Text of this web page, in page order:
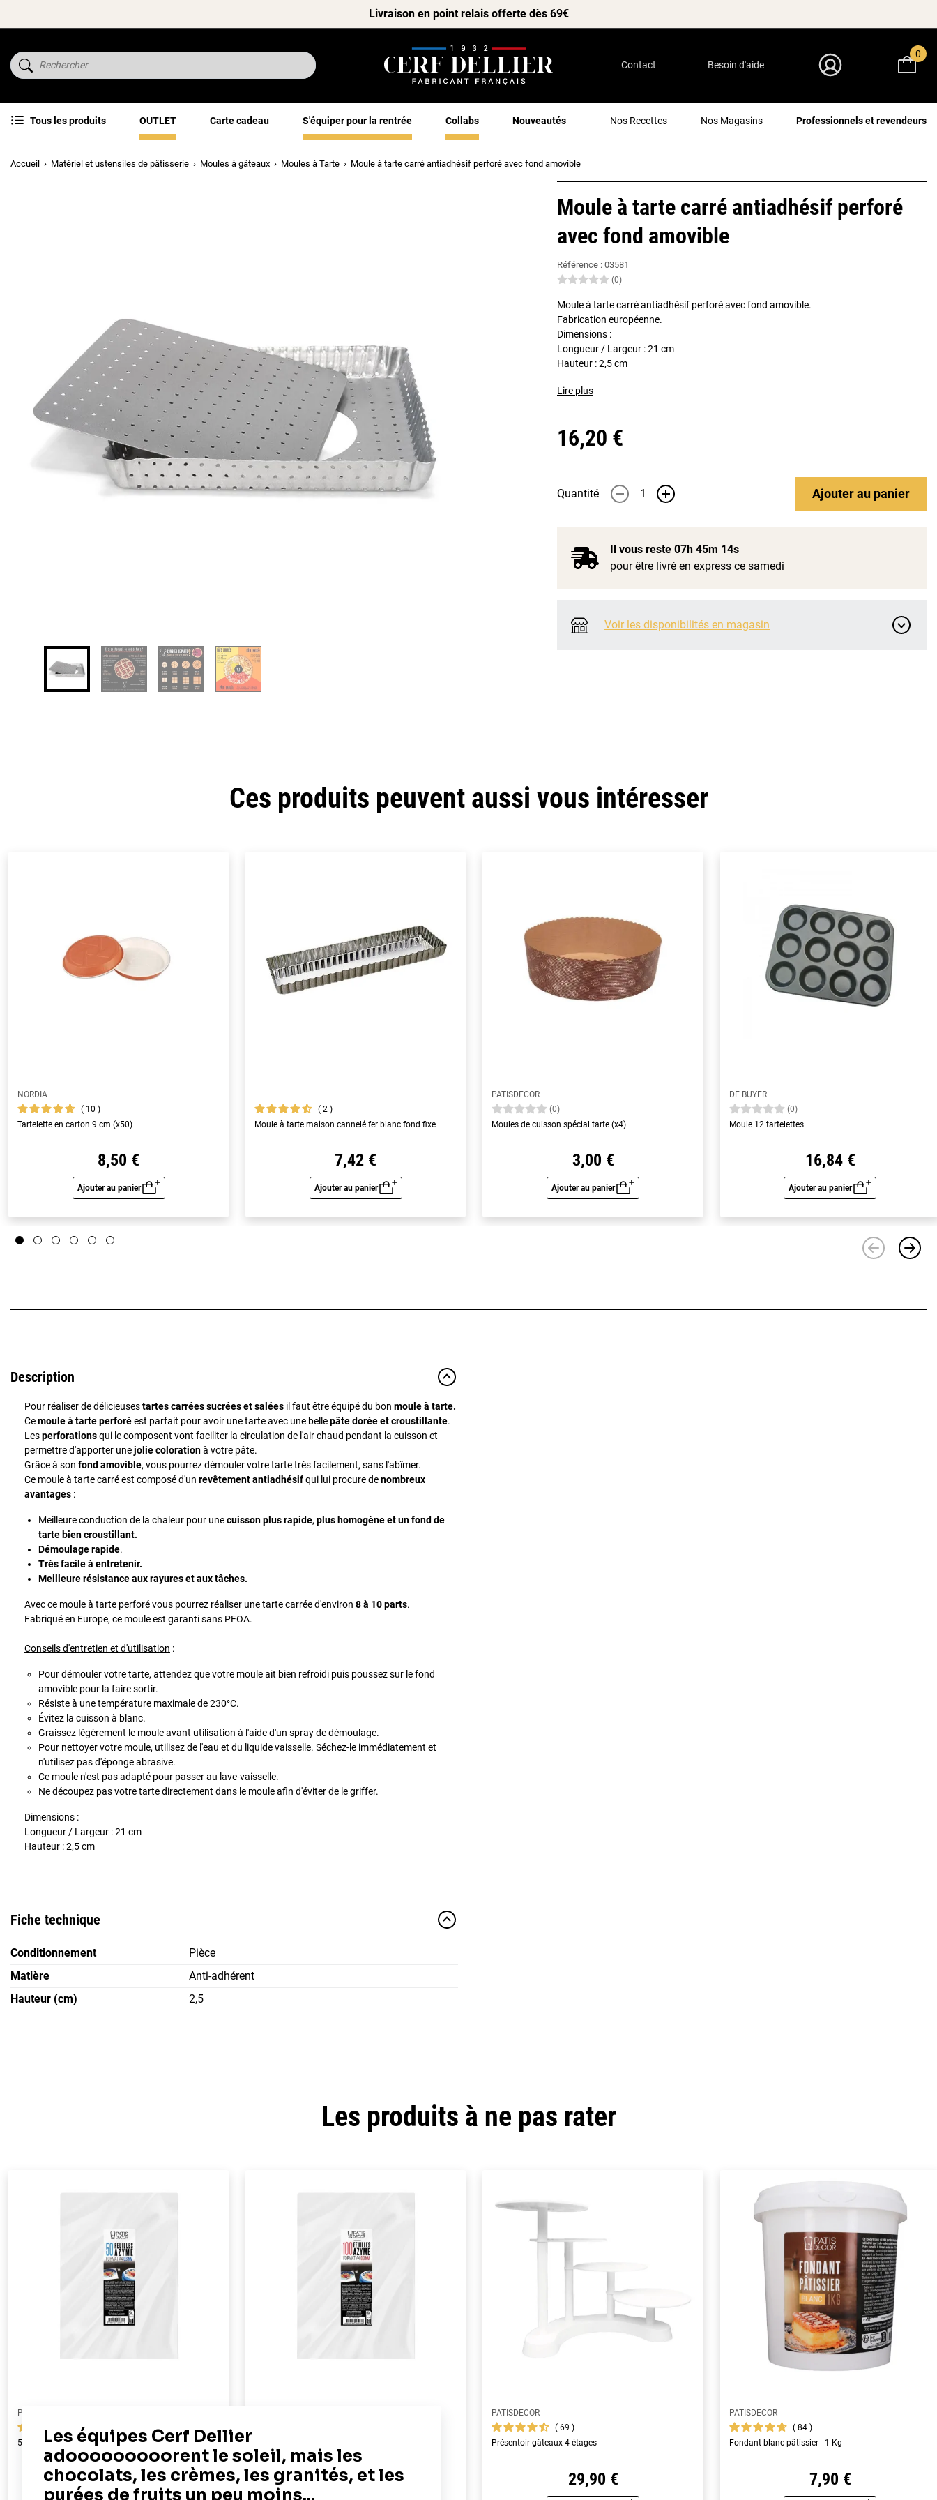
Livraison en point relais offerte dès 69€
Contact Besoin d'aide
0
Tous les produits OUTLET Carte cadeau S'équiper pour la rentrée Collabs Nouveautés Nos Recettes Nos Magasins Professionnels et revendeurs
Accueil Matériel et ustensiles de pâtisserie Moules à gâteaux Moules à Tarte Moule à tarte carré antiadhésif perforé avec fond amovible
Moule à tarte carré antiadhésif perforé
avec fond amovible
Référence : 03581
(0)
Moule à tarte carré antiadhésif perforé avec fond amovible.
Fabrication européenne.
Dimensions :
Longueur / Largeur : 21 cm
Hauteur : 2,5 cm
Lire plus
16,20 €
Quantité - + Ajouterau panier
Il vous reste 07h 45m 13s
pour être livré en express ce samedi
Voir les disponibilités en magasin
Ces produits peuvent aussi vous intéresser
NORDIA
10
Tartelette en carton 9 cm (x50)
8,50 €
Ajouter au panier
Aperçu rapide
2
Moule à tarte maison cannelé fer blanc fond fixe
7,42 €
Ajouter au panier
Aperçu rapide
PATISDECOR
(0)
Moules de cuisson spécial tarte (x4)
3,00 €
Ajouter au panier
Aperçu rapide
DE BUYER
(0)
Moule 12 tartelettes
16,84 €
Ajouter au panier
Aperçu rapide
Description
Pour réaliser de délicieusestartes carrées sucrées et salées il faut être équipé du bon moule à tarte.
Cemoule à tarte perforéest parfait pour avoir une tarte avec une bellepâte dorée et croustillante.
Lesperforationsqui le composent vont faciliter la circulation de l'air chaud pendant la cuisson et
permettre d'apporter unejolie colorationà votre pâte.
Grâce à son fond amovible, vous pourrez démouler votre tarte très facilement, sans l'abîmer.
Ce moule à tarte carré est composé d'un revêtement antiadhésifqui lui procure denombreux
avantages :
Meilleure conduction de la chaleur pour unecuisson plus rapide, plus homogène et un fond de
tarte bien croustillant.
Démoulage rapide.
Très facile à entretenir.
Meilleure résistance aux rayures et aux tâches.
Avec ce moule à tarte perforé vous pourrez réaliser une tarte carrée d'environ 8 à 10 parts.
Fabriqué en Europe, ce moule est garanti sans PFOA.
Conseils d'entretien et d'utilisation :
Pour démouler votre tarte, attendez que votre moule ait bien refroidi puis poussez sur le fond
amovible pour la faire sortir.
Résiste à une température maximale de 230°C.
Évitez la cuisson à blanc.
Graissez légèrement le moule avant utilisation à l'aide d'un spray de démoulage.
Pour nettoyer votre moule, utilisez de l'eau et du liquide vaisselle. Séchez-le immédiatement et
n'utilisez pas d'éponge abrasive.
Ce moule n'est pas adapté pour passer au lave-vaisselle.
Ne découpez pas votre tarte directement dans le moule afin d'éviter de le griffer.
Dimensions :
Longueur / Largeur : 21 cm
Hauteur : 2,5 cm
Fiche technique
Conditionnement
Pièce
Matière
Anti-adhérent
Hauteur (cm)
2,5
Les produits à ne pas rater
PATISDECOR
50 feuilles azyme alimentaires A4 - épaisseur 0,6 mm
19,90 €
100 feuilles azyme alimentaires A4 - épaisseur 0,3
mm
22,90 €
PATISDECOR
69
Présentoir gâteaux 4 étages
29,90 €
PATISDECOR
84
Fondant blanc pâtissier - 1 Kg
7,90 €